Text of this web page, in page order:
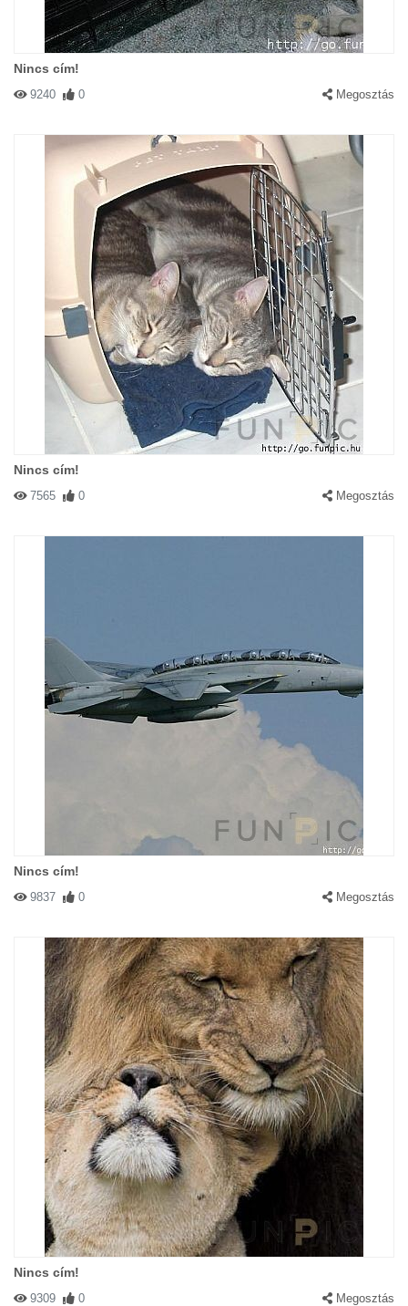
Nincs cím!
9240 0 Megosztás
Nincs cím!
7565 0 Megosztás
Nincs cím!
9837 0 Megosztás
Nincs cím!
9309 0 Megosztás